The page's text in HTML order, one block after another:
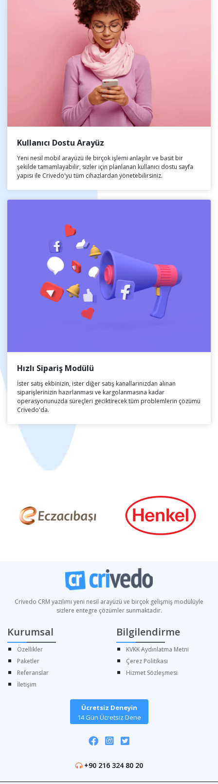
Kullanıcı Dostu Arayüz
Yeni nesil mobil arayüzü ile birçok işlemi anlaşılır ve basit bir
şekilde tamamlayabilir, sizler için planlanan kullanıcı dostu sayfa
yapısı ile Crivedo'yu tüm cihazlardan yönetebilirsiniz.
Hızlı Sipariş Modülü
İster satış ekbinizin, ister diğer satış kanallarınızdan alınan
siparişlerinizin hazırlanması ve kargolanmasına kadar
operasyonunuzda süreçleri geciktirecek tüm problemlerin çözümü
Crivedo'da.
Crivedo CRM yazılımı yeni nesil arayüzü ve birçok gelişmiş modülüyle
sizlere entegre çözümler sunmaktadır.
Kurumsal
Özellikler
Paketler
Referanslar
İletişim
Bilgilendirme
KVKK Aydınlatma Metni
Çerez Politikası
Hizmet Sözleşmesi
Ücretsiz Deneyin
14 Gün Ücretsiz Dene
+90 216 324 80 20